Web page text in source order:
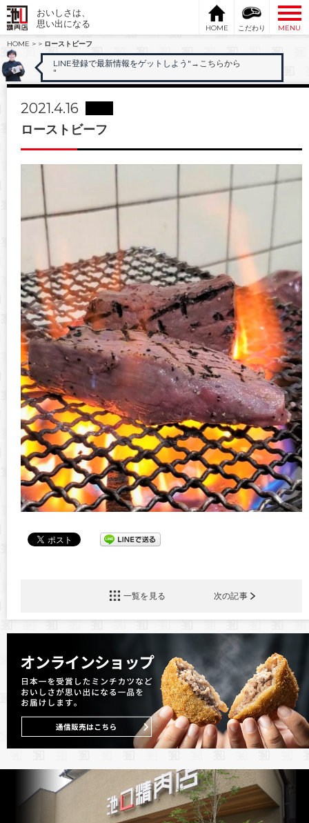
おいしさは、
思い出になる
HOME こだわり
MENU
HOME > > ローストビーフ
LINE登録で最新情報をゲットしよう" →こちらから
"
2021.4.16
ローストビーフ
一覧を見る 次の記事